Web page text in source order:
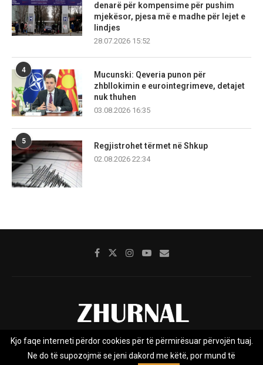
denarë për kompensime për pushim
mjekësor, pjesa më e madhe për lejet e
lindjes
28.07.2026 15:52
4
Mucunski: Qeveria punon për
zhbllokimin e eurointegrimeve, detajet
nuk thuhen
03.08.2026 16:35
5
Regjistrohet tërmet në Shkup
02.08.2026 22:34
Rreth nesh Impresumi Marketing
Kjo faqe interneti përdor cookies për të përmirësuar përvojën tuaj.
Ne do të supozojmë se jeni dakord me këtë, por mund të